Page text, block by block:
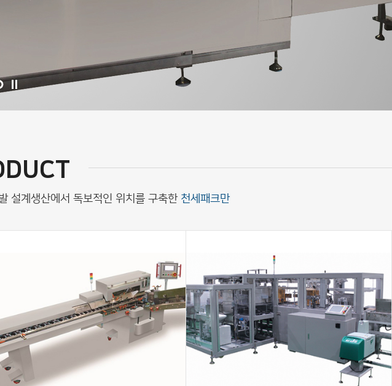
설계생산에서 독보적인 위치를 구축한 천세패크만